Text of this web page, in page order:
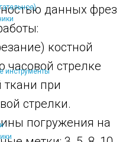
инструменты
данных фрез
костной
часовой стрелке
ткани при
стрелки.
погружения на